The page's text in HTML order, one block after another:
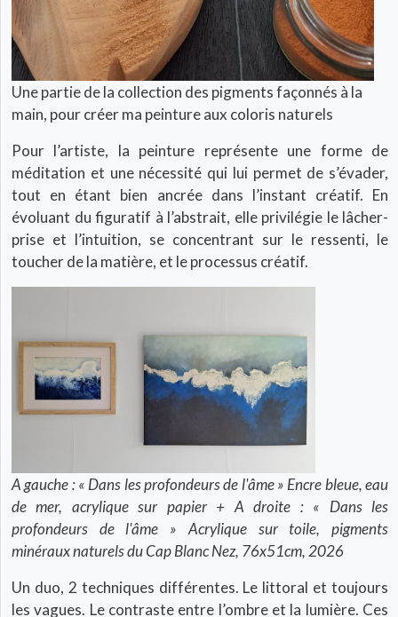
Une partie de la collection des pigments façonnés à la
main, pour créer ma peinture aux coloris naturels
Pour l’artiste, la peinture représente une forme de
méditation et une nécessité qui lui permet de s’évader,
tout en étant bien ancrée dans l’instant créatif. En
évoluant du figuratif à l’abstrait, elle privilégie le lâcher-
prise et l’intuition, se concentrant sur le ressenti, le
toucher de la matière, et le processus créatif.
A gauche : « Dans les profondeurs de l'âme » Encre bleue, eau
de mer, acrylique sur papier + A droite : « Dans les
profondeurs de l'âme » Acrylique sur toile, pigments
minéraux naturels du Cap Blanc Nez, 76x51cm, 2026
Un duo, 2 techniques différentes. Le littoral et toujours
les vagues. Le contraste entre l’ombre et la lumière. Ces